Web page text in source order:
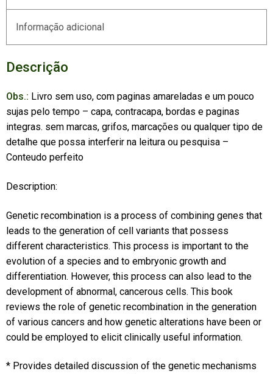
Informação adicional
Descrição
Obs.: Livro sem uso, com paginas amareladas e um pouco
sujas pelo tempo – capa, contracapa, bordas e paginas
integras. sem marcas, grifos, marcações ou qualquer tipo de
detalhe que possa interferir na leitura ou pesquisa –
Conteudo perfeito
Description:
Genetic recombination is a process of combining genes that
leads to the generation of cell variants that possess
different characteristics. This process is important to the
evolution of a species and to embryonic growth and
differentiation. However, this process can also lead to the
development of abnormal, cancerous cells. This book
reviews the role of genetic recombination in the generation
of various cancers and how genetic alterations have been or
could be employed to elicit clinically useful information.
* Provides detailed discussion of the genetic mechanisms